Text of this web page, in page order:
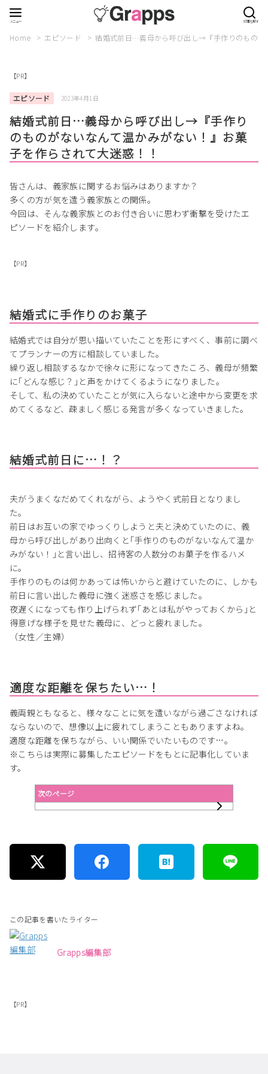
Home エピソード 結婚式前日…義母から呼び出し→『手作りのものが
【PR】
エピソード 2023年4月1日
結婚式前日…義母から呼び出し→『手作り
のものがないなんて温かみがない！』お菓
子を作らされて大迷惑！！
皆さんは、義家族に関するお悩みはありますか？
多くの方が気を遣う義家族との関係。
今回は、そんな義家族とのお付き合いに思わず衝撃を受けたエ
ピソードを紹介します。
【PR】
結婚式に手作りのお菓子
結婚式では自分が思い描いていたことを形にすべく、事前に調べ
てプランナーの方に相談していました。
繰り返し相談するなかで徐々に形になってきたころ、義母が頻繁
に｢どんな感じ？｣と声をかけてくるようになりました。
そして、私の決めていたことが気に入らないと途中から変更を求
めてくるなど、疎ましく感じる発言が多くなっていきました。
結婚式前日に…！？
夫がうまくなだめてくれながら、ようやく式前日となりまし
た。
前日はお互いの家でゆっくりしようと夫と決めていたのに、義
母から呼び出しがあり出向くと｢手作りのものがないなんて温か
みがない！｣と言い出し、招待客の人数分のお菓子を作るハメ
に。
手作りのものは何かあっては怖いからと避けていたのに、しかも
前日に言い出した義母に強く迷惑さを感じました。
夜遅くになっても作り上げられず｢あとは私がやっておくから｣と
得意げな様子を見せた義母に、どっと疲れました。
（女性／主婦）
適度な距離を保ちたい…！
義両親ともなると、様々なことに気を遣いながら過ごさなければ
ならないので、想像以上に疲れてしまうこともありますよね。
適度な距離を保ちながら、いい関係でいたいものです…。
※こちらは実際に募集したエピソードをもとに記事化していま
す。
次のページ
この記事を書いたライター
Grapps編集部
【PR】